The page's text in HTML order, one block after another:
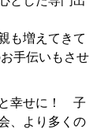
も増えてきて
手伝いもさせ
と幸せに！ 子
、より多くの